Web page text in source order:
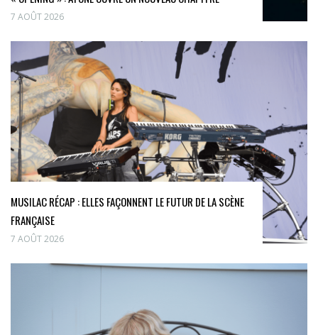
7 AOÛT 2026
MUSILAC RÉCAP : ELLES FAÇONNENT LE FUTUR DE LA SCÈNE
FRANÇAISE
7 AOÛT 2026